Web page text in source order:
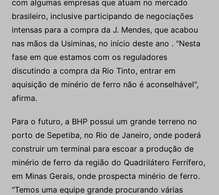
com algumas empresas que atuam no mercado
brasileiro, inclusive participando de negociações
intensas para a compra da J. Mendes, que acabou
nas mãos da Usiminas, no início deste ano . "Nesta
fase em que estamos com os reguladores
discutindo a compra da Rio Tinto, entrar em
aquisição de minério de ferro não é aconselhável",
afirma.
Para o futuro, a BHP possui um grande terreno no
porto de Sepetiba, no Rio de Janeiro, onde poderá
construir um terminal para escoar a produção de
minério de ferro da região do Quadrilátero Ferrífero,
em Minas Gerais, onde prospecta minério de ferro.
"Temos uma equipe grande procurando várias